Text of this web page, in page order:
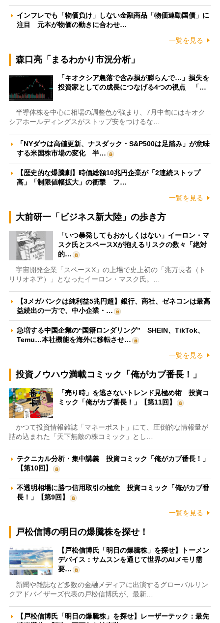
インフレでも「物価負け」しない金融商品「物価連動国債」に
注目 元本が物価の動きに合わせ…
一覧を見る
森口亮「まるわかり市況分析」
「キオクシア急落で含み損が膨らんで…」損失を
投資家としての成長につなげる4つの視点 「…
半導体株を中心に相場の調整色が強まり、7月中旬にはキオク
シアホールディングスがストップ安をつけるな…
「NYダウは高値更新、ナスダック・S&P500は足踏み」が意味
する米国株市場の変化 半…
【歴史的な爆騰劇】時価総額10兆円企業が「2連続ストップ
高」「制限値幅拡大」の衝撃 フ…
一覧を見る
大前研一「ビジネス新大陸」の歩き方
「いつ暴発してもおかしくはない」イーロン・マ
スク氏とスペースXが抱えるリスクの数々「絶対
的…
宇宙開発企業「スペースX」の上場で史上初の「兆万長者（ト
リリオネア）」となったイーロン・マスク氏。…
【3メガバンクは純利益5兆円超】銀行、商社、ゼネコンは最高
益続出の一方で、中小企業・…
急増する中国企業の“国籍ロンダリング” SHEIN、TikTok、
Temu…本社機能を海外に移転させ…
一覧を見る
投資ノウハウ満載コミック「俺がカブ番長！」
「売り時」を逃さないトレンド見極め術 投資コ
ミック「俺がカブ番長！」【第11回】
かつて投資情報雑誌「マネーポスト」にて、圧倒的な情報量が
詰め込まれた「天下無敵の株コミック」とし…
テクニカル分析・集中講義 投資コミック「俺がカブ番長！」
【第10回】
不透明相場に勝つ信用取引の極意 投資コミック「俺がカブ番
長！」【第9回】
一覧を見る
戸松信博の明日の爆騰株を探せ！
【戸松信博氏「明日の爆騰株」を探せ】トーメン
デバイス：サムスンを通じて世界のAIメモリ需
要…
新聞や雑誌など多数の金融メディアに出演するグローバルリン
クアドバイザーズ代表の戸松信博氏が、最新…
【戸松信博氏「明日の爆騰株」を探せ】レーザーテック：最先